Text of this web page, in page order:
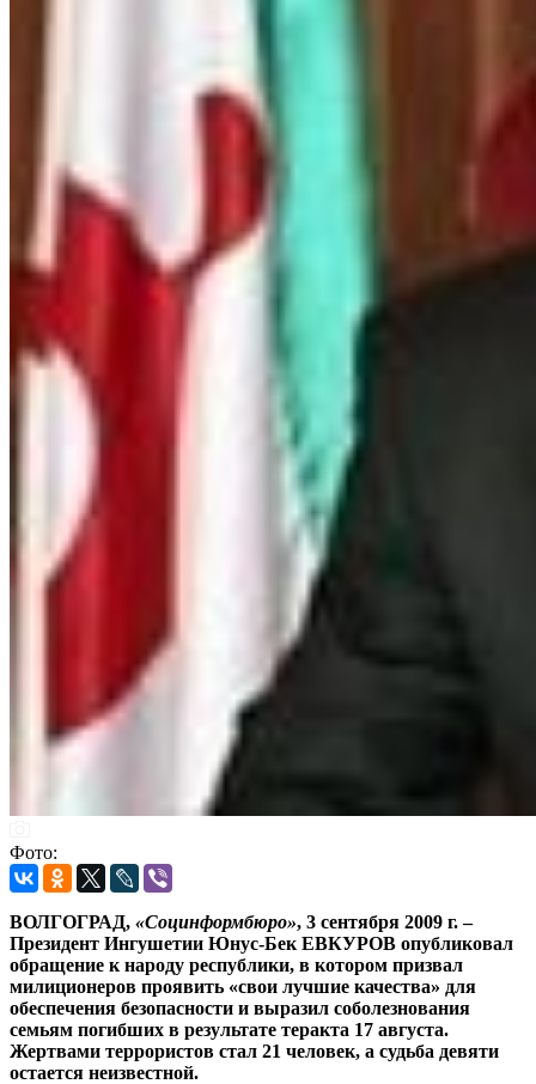
Фото:
ВОЛГОГРАД, «Социнформбюро», 3 сентября 2009 г. –
Президент Ингушетии Юнус-Бек ЕВКУРОВ опубликовал
обращение к народу республики, в котором призвал
милиционеров проявить «свои лучшие качества» для
обеспечения безопасности и выразил соболезнования
семьям погибших в результате теракта 17 августа.
Жертвами террористов стал 21 человек, а судьба девяти
остается неизвестной.